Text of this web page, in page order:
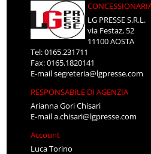
LG PRESSE S.R.L.
via Festaz, 52
11100 AOSTA
Tel: 0165.231711
Fax: 0165.1820141
E-mailsegreteria@lgpresse.com
RESPONSABILE DI AGENZIA
Arianna Gori Chisari
E-maila.chisari@lgpresse.com
Account
Luca Torino